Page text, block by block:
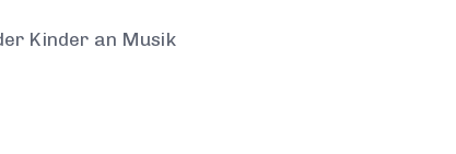
Kinder an Musik